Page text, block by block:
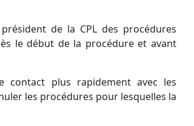
de la CPL des procédures
le début de la procédure et avant
plus rapidement avec les
les procédures pour lesquelles la